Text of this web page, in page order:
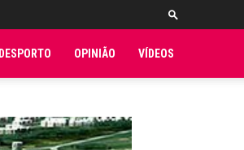
DESPORTO OPINIÃO VÍDEOS